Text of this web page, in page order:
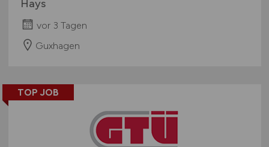
Hays
vor 3 Tagen
Guxhagen
TOP JOB